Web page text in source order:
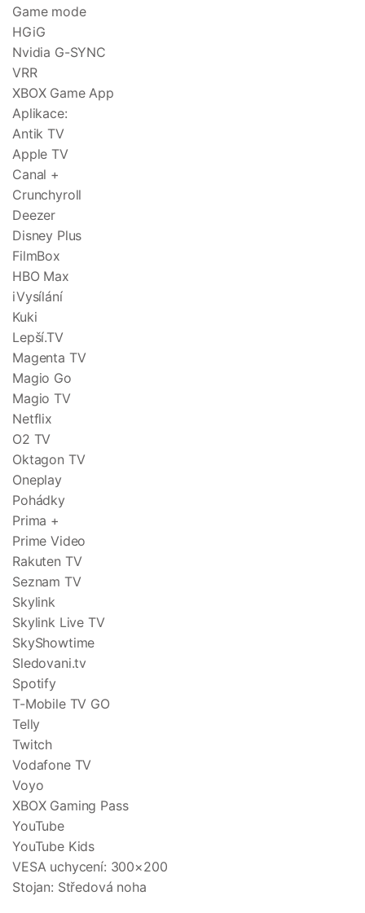
Game mode
HGiG
Nvidia G-SYNC
VRR
XBOX Game App
Aplikace:
Antik TV
Apple TV
Canal +
Crunchyroll
Deezer
Disney Plus
FilmBox
HBO Max
iVysílání
Kuki
Lepší.TV
Magenta TV
Magio Go
Magio TV
Netflix
O2 TV
Oktagon TV
Oneplay
Pohádky
Prima +
Prime Video
Rakuten TV
Seznam TV
Skylink
Skylink Live TV
SkyShowtime
Sledovani.tv
Spotify
T-Mobile TV GO
Telly
Twitch
Vodafone TV
Voyo
XBOX Gaming Pass
YouTube
YouTube Kids
VESA uchycení: 300×200
Stojan: Středová noha